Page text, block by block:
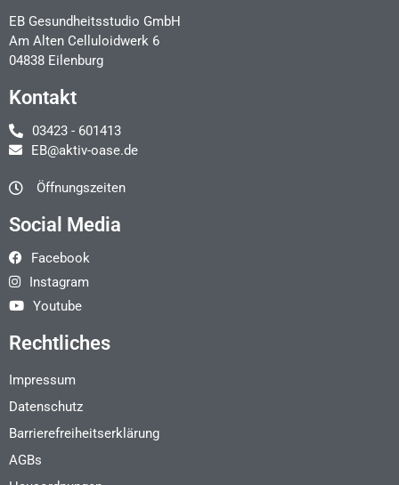
EB Gesundheitsstudio GmbH
Am Alten Celluloidwerk 6
04838 Eilenburg
Kontakt
03423 - 601413
EB@aktiv-oase.de
Öffnungszeiten
Social Media
Facebook
Instagram
Youtube
Rechtliches
Impressum
Datenschutz
Barrierefreiheitserklärung
AGBs